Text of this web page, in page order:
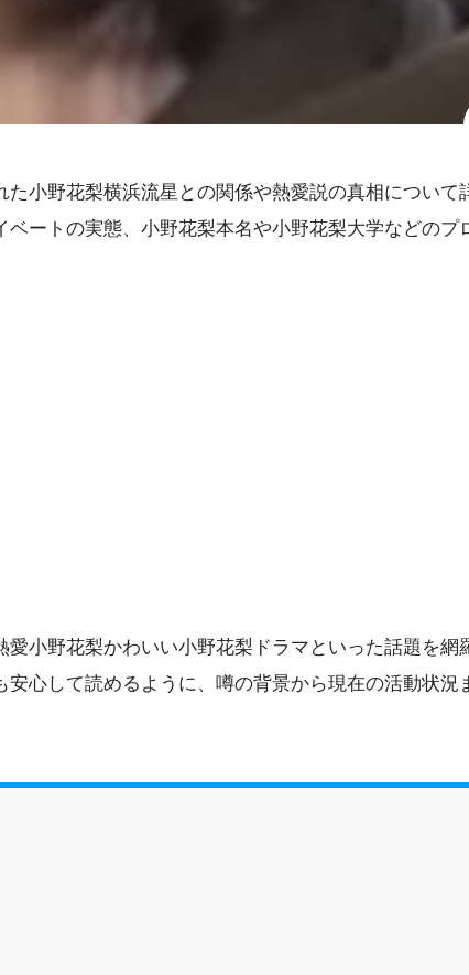
小野花梨横浜流星との関係や熱愛説の真相について
ートの実態、小野花梨本名や小野花梨大学などのプ
小野花梨かわいい小野花梨ドラマといった話題を網
心して読めるように、噂の背景から現在の活動状況